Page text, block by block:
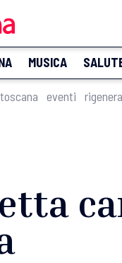
MUSICA
eventi